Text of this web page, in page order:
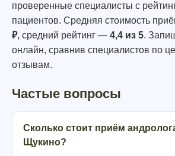
проверенные специалисты с
пациентов. Средняя стоимость
₽, средний рейтинг — 4,4 из 5.
онлайн, сравнив специалистов по
отзывам.
Частые вопросы
Сколько стоит приём
Щукино?